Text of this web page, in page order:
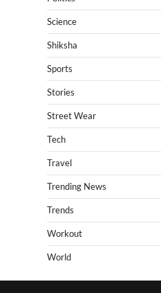
Science
Shiksha
Sports
Stories
Street Wear
Tech
Travel
Trending News
Trends
Workout
World